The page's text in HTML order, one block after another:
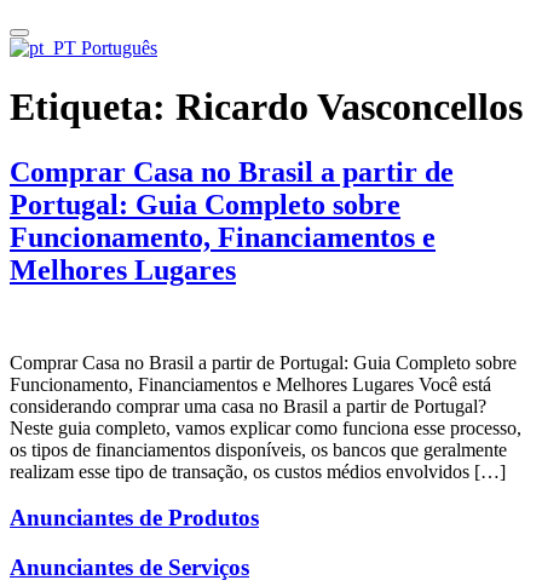
Português
Etiqueta: Ricardo Vasconcellos
Comprar Casa no Brasil a partir de
Portugal: Guia Completo sobre
Funcionamento, Financiamentos e
Melhores Lugares
Comprar Casa no Brasil a partir de Portugal: Guia Completo sobre
Funcionamento, Financiamentos e Melhores Lugares Você está
considerando comprar uma casa no Brasil a partir de Portugal?
Neste guia completo, vamos explicar como funciona esse processo,
os tipos de financiamentos disponíveis, os bancos que geralmente
realizam esse tipo de transação, os custos médios envolvidos […]
Anunciantes de Produtos
Anunciantes de Serviços